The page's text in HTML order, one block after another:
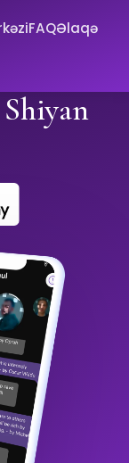
FAQƏlaqə